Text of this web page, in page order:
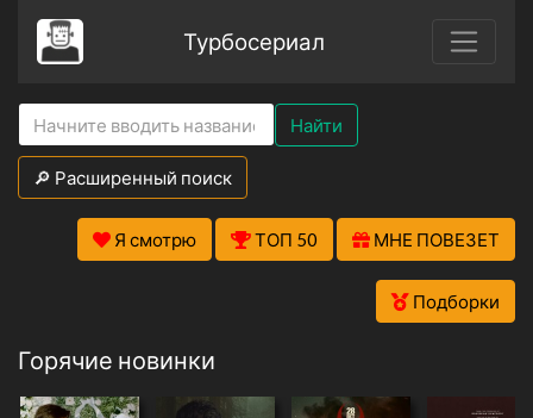
Турбосериал
Найти
🔎 Расширенный поиск
Я смотрю ТОП 50 МНЕ ПОВЕЗЕТ
Подборки
Горячие новинки